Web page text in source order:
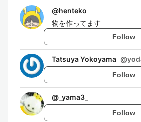
@henteko
物を作ってます
Follow
Tatsuya Yokoyama @
Follow
@ _yama3_
Follow